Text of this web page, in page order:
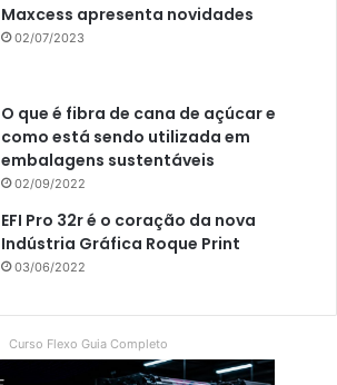
Maxcess apresenta novidades
02/07/2023
O que é fibra de cana de açúcar e
como está sendo utilizada em
embalagens sustentáveis
02/09/2022
EFI Pro 32r é o coração da nova
Indústria Gráfica Roque Print
03/06/2022
Curso Flexo Guia Completo